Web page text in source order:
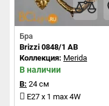
Бра
Brizzi 0848/1 AB
Коллекция: Merida
В наличии
В: 24 см
E27 x 1 max 4W